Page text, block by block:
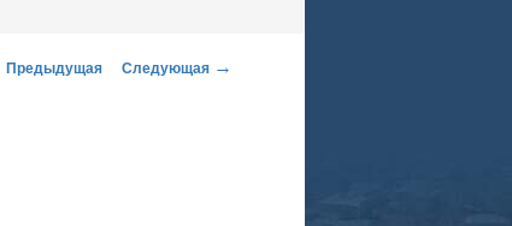
Предыдущая Следующая →